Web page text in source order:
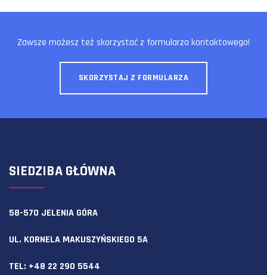
Zawsze możesz też skorzystać z formularza kontaktowego!
SKORZYSTAJ Z FORMULARZA
SIEDZIBA GŁÓWNA
58-570 JELENIA GÓRA
UL. KORNELA MAKUSZYŃSKIEGO 5A
TEL: +48 22 290 5544